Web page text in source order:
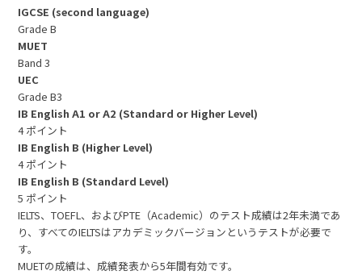
IGCSE (second language)
Grade B
MUET
Band 3
UEC
Grade B3
IB English A1 or A2 (Standard or Higher Level)
4 ポイント
IB English B (Higher Level)
4 ポイント
IB English B (Standard Level)
5 ポイント
IELTS、TOEFL、およびPTE（Academic）のテスト成績は2年未満であ
り、すべてのIELTSはアカデミックバージョンというテストが必要で
す。
MUETの成績は、成績発表から5年間有効です。